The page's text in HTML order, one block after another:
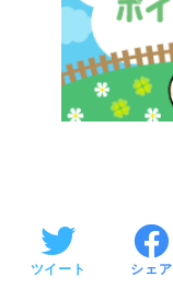
ツイート シェア